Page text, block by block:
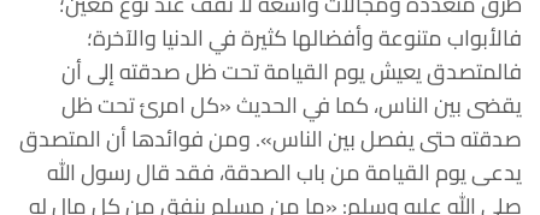
فالأبواب متنوعة وأفضالها كثيرة في الدنيا والآخرة؛
فالمتصدق يعيش يوم القيامة تحت ظل صدقته إلى أن
يقضى بين الناس، كما في الحديث «كل امرئ تحت ظل
صدقته حتى يفصل بين الناس». ومن فوائدها أن المتصدق
يدعى يوم القيامة من باب الصدقة، فقد قال رسول الله
صلى الله عليه وسلم: «ما من مسلم ينفق من كل مال له